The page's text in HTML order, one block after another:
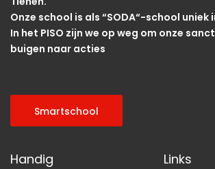
Onze school is als “SODA“-school uniek
In het PISO zijn we op weg om onze
buigen naar acties
Smartschool
Handig Links